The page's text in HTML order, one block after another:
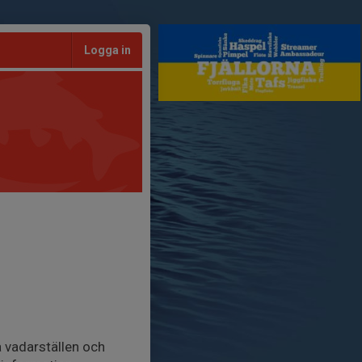
Logga in
och